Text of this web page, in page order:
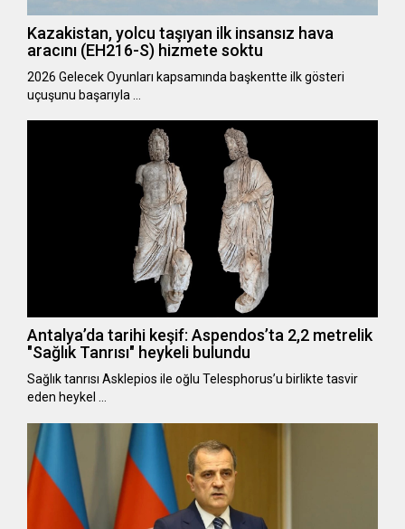
Kazakistan, yolcu taşıyan ilk insansız hava
aracını (EH216-S) hizmete soktu
2026 Gelecek Oyunları kapsamında başkentte ilk gösteri
uçuşunu başarıyla …
Antalya’da tarihi keşif: Aspendos’ta 2,2 metrelik
"Sağlık Tanrısı" heykeli bulundu
Sağlık tanrısı Asklepios ile oğlu Telesphorus’u birlikte tasvir
eden heykel …